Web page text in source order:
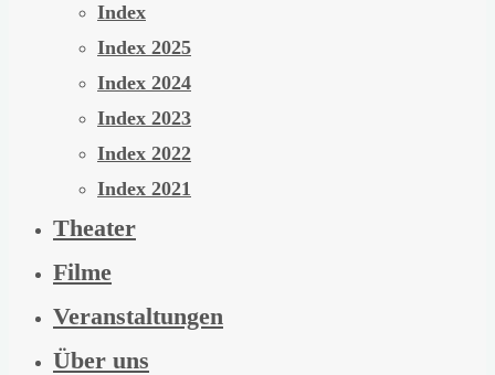
Index
Index 2025
Index 2024
Index 2023
Index 2022
Index 2021
Theater
Filme
Veranstaltungen
Über uns